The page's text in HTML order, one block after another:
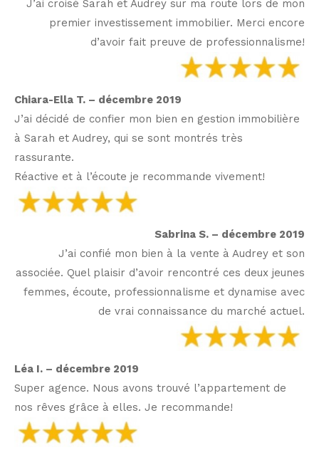
J’ai croisé Sarah et Audrey sur ma route lors de mon
premier investissement immobilier. Merci encore
d’avoir fait preuve de professionnalisme!
Chiara-Ella T. – décembre 2019
J’ai décidé de confier mon bien en gestion immobilière
à Sarah et Audrey, qui se sont montrés très
rassurante.
Réactive et à l’écoute je recommande vivement!
Sabrina S. – décembre 2019
J’ai confié mon bien à la vente à Audrey et son
associée. Quel plaisir d’avoir rencontré ces deux jeunes
femmes, écoute, professionnalisme et dynamise avec
de vrai connaissance du marché actuel.
Léa I. – décembre 2019
Super agence. Nous avons trouvé l’appartement de
nos rêves grâce à elles. Je recommande!